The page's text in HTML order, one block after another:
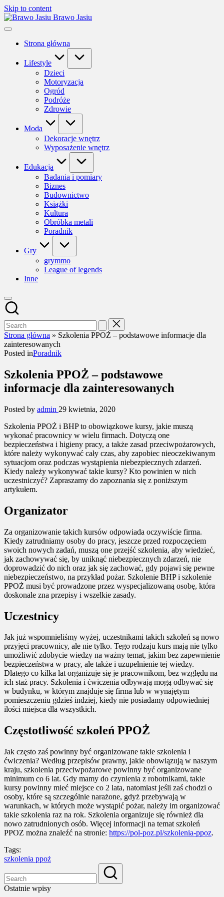
Skip to content
Brawo Jasiu
Strona główna
Lifestyle
Dzieci
Motoryzacja
Ogród
Podróże
Zdrowie
Moda
Dekoracje wnętrz
Wyposażenie wnętrz
Edukacja
Badania i pomiary
Biznes
Budownictwo
Książki
Kultura
Obróbka metali
Poradnik
Gry
grymmo
League of legends
Inne
Strona główna » Szkolenia PPOŻ – podstawowe informacje dla
zainteresowanych
Posted inPoradnik
Szkolenia PPOŻ – podstawowe
informacje dla zainteresowanych
Posted by admin 29 kwietnia, 2020
Szkolenia PPOŻ i BHP to obowiązkowe kursy, jakie muszą
wykonać pracownicy w wielu firmach. Dotyczą one
bezpieczeństwa i higieny pracy, a także zasad przeciwpożarowych,
które należy wykonywać cały czas, aby zapobiec nieoczekiwanym
sytuacjom oraz podczas wystąpienia niebezpiecznych zdarzeń.
Kiedy należy wykonywać takie kursy? Kto powinien w nich
uczestniczyć? Zapraszamy do zapoznania się z poniższym
artykułem.
Organizator
Za organizowanie takich kursów odpowiada oczywiście firma.
Kiedy zatrudniamy osoby do pracy, jeszcze przed rozpoczęciem
swoich nowych zadań, muszą one przejść szkolenia, aby wiedzieć,
jak zachowywać się, by uniknąć niebezpiecznych zdarzeń, nie
doprowadzić do nich oraz jak się zachować, gdy pojawi się pewne
niebezpieczeństwo, na przykład pożar. Szkolenie BHP i szkolenie
PPOŻ musi być prowadzone przez wyspecjalizowaną osobę, która
doskonale zna przepisy i wszelkie zasady.
Uczestnicy
Jak już wspomnieliśmy wyżej, uczestnikami takich szkoleń są nowo
przyjęci pracownicy, ale nie tylko. Tego rodzaju kurs mają nie tylko
umożliwić zdobycie wiedzy na ważny temat, jakim bez zapewnienie
bezpieczeństwa w pracy, ale także i uzupełnienie tej wiedzy.
Dlatego co kilka lat organizuje się je pracownikom, bez względu na
ich staż pracy. Szkolenia i ćwiczenia odbywają mogą odbywać się
w budynku, w którym znajduje się firma lub w wynajętym
pomieszczeniu gdzieś indziej, kiedy nie posiadamy odpowiedniej
ilości miejsca dla wszystkich.
Częstotliwość szkoleń PPOŻ
Jak często zaś powinny być organizowane takie szkolenia i
ćwiczenia? Według przepisów prawny, jakie obowiązują w naszym
kraju, szkolenia przeciwpożarowe powinny być organizowane
minimum co 6 lat. Gdy mamy do czynienia z robotnikami, takie
kursy powinny mieć miejsce co 2 lata, natomiast jeśli zaś chodzi o
osoby, które są szczególnie narażone, gdyż przebywają w
warunkach, w których może wystąpić pożar, należy im organizować
takie szkolenia raz na rok. Szkolenia organizuje się również dla
nowo zatrudnionych osób. Więcej informacji na temat szkoleń
PPOZ można znaleźć na stronie: https://pol-poz.pl/szkolenia-ppoz.
Tags:
szkolenia ppoż
Ostatnie wpisy